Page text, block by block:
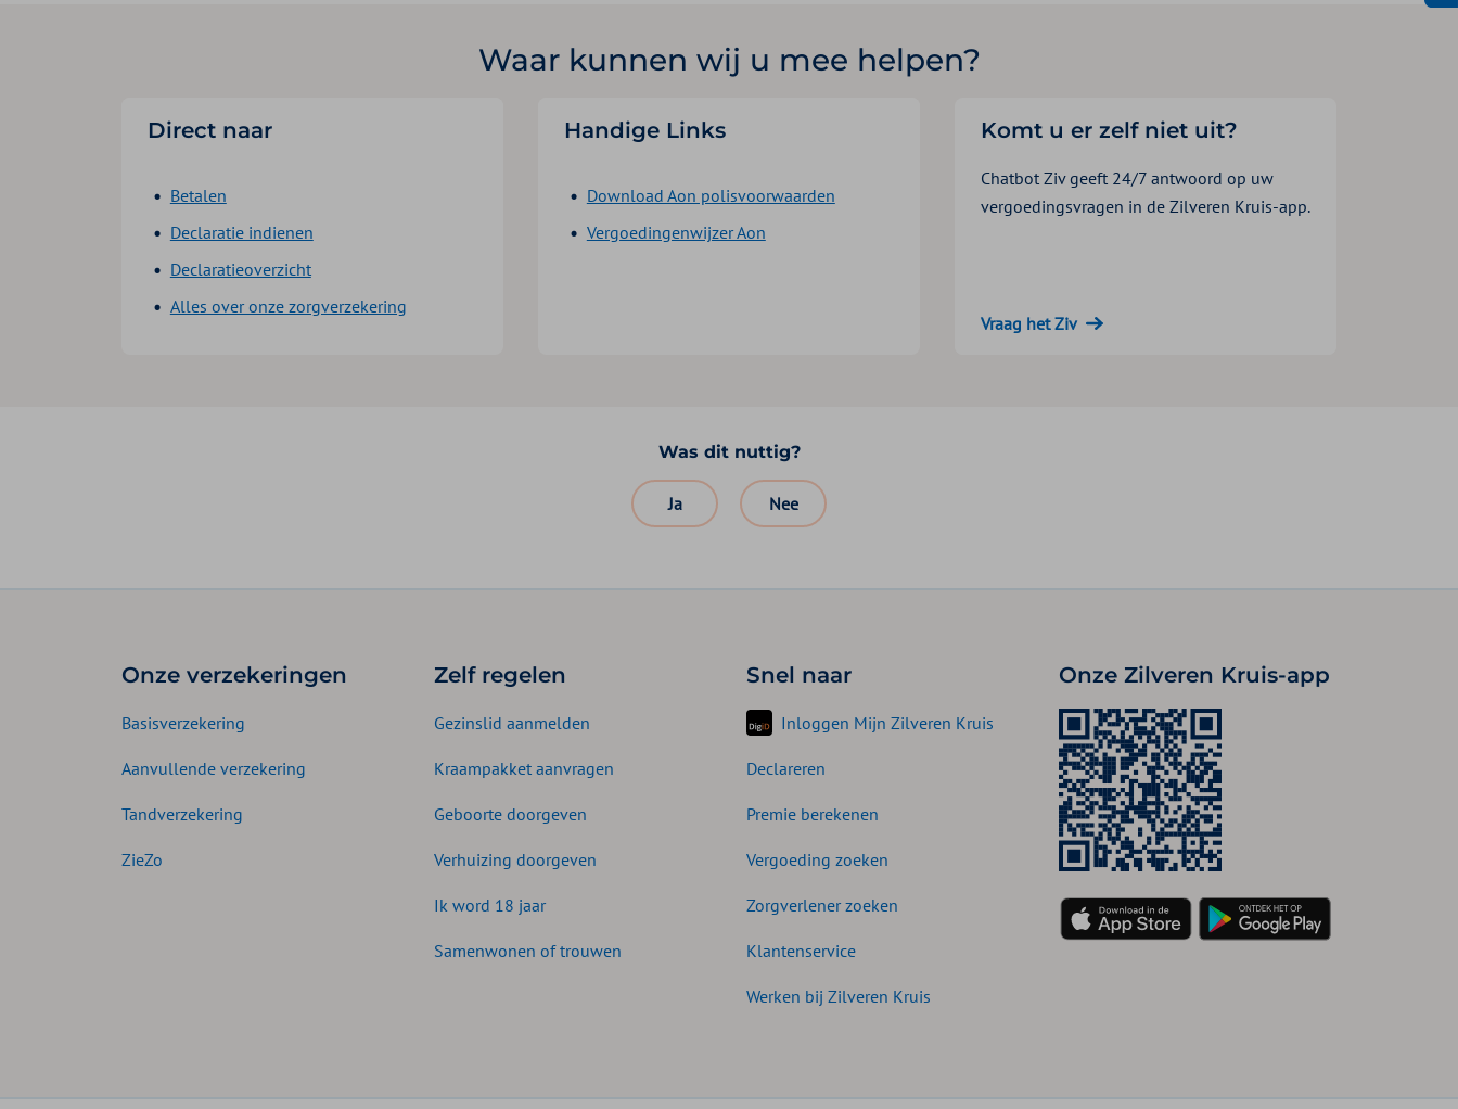
Waar kunnen wij u mee helpen?
Direct naar
Betalen
Declaratie indienen
Declaratieoverzicht
Alles over onze zorgverzekering
Handige Links
Download Aon polisvoorwaarden
Vergoedingenwijzer Aon
Komt u er zelf niet uit?
Chatbot Ziv geeft 24/7 antwoord op uw
vergoedingsvragen in de Zilveren Kruis-app.
Vraag het Ziv
Was dit nuttig?
Ja Nee
Onze verzekeringen
Basisverzekering
Aanvullende verzekering
Tandverzekering
ZieZo
Zelf regelen
Gezinslid aanmelden
Kraampakket aanvragen
Geboorte doorgeven
Verhuizing doorgeven
Ik word 18 jaar
Samenwonen of trouwen
Snel naar
Inloggen Mijn Zilveren Kruis
Declareren
Premie berekenen
Vergoeding zoeken
Zorgverlener zoeken
Klantenservice
Werken bij Zilveren Kruis
Onze Zilveren Kruis-app